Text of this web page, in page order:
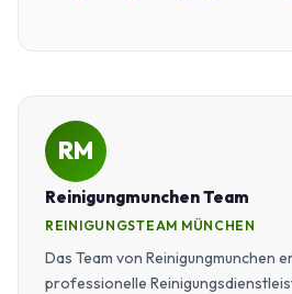
RM
Reinigungmunchen Team
REINIGUNGSTEAM MÜNCHEN
Das Team von Reinigungmunchen
professionelle